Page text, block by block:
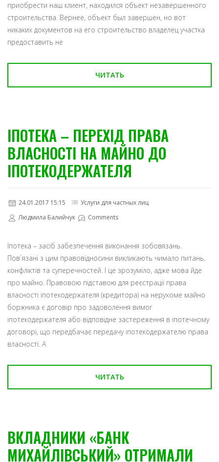
приобрести наш клиент, находился объект незавершенного
строительства. Вернее, объект был завершен, но вот
никаких документов на его строительство владелец участка
предоставить не
ЧИТАТЬ
ІПОТЕКА – ПЕРЕХІД ПРАВА
ВЛАСНОСТІ НА МАЙНО ДО
ІПОТЕКОДЕРЖАТЕЛЯ
24.01.2017 15:15
Услуги для частных лиц
Людмила Балийчук
Comments
Іпотека – засіб забезпечення виконання зобовязань.
Пов`язані з цим правовідносини викликають чимало питань,
конфліктів та суперечностей. І це зрозуміло, адже мова йде
про майно. Правовою підставою для реєстрації права
власності іпотекодержателя (кредитора) на нерухоме майно
боржника є договір про задоволення вимог
іпотекодержателя або відповідне застереження в іпотечному
договорі, що передбачає передачу іпотекодержателю права
власності. А
ЧИТАТЬ
ВКЛАДНИКИ «БАНК
МИХАЙЛІВСЬКИЙ» ОТРИМАЛИ